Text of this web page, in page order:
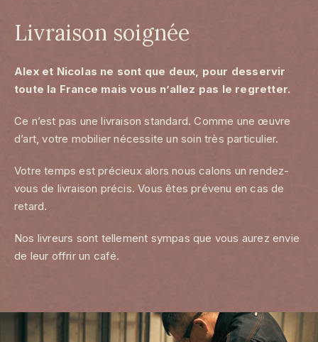
Livraison soignée
Alex et Nicolas ne sont que deux, pour desservir
toute la France mais vous n’allez pas le regretter.
Ce n’est pas une livraison standard. Comme une œuvre
d’art, votre mobilier nécessite un soin très particulier.
Votre temps est précieux alors nous calons un rendez-
vous de livraison précis. Vous êtes prévenu en cas de
retard.
Nos livreurs sont tellement sympas que vous aurez envie
de leur offrir un café.